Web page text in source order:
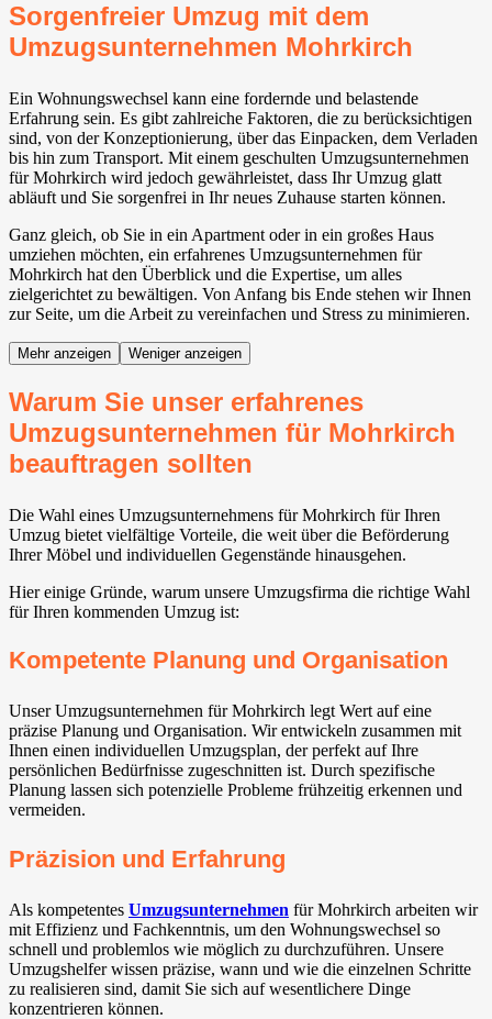
Sorgenfreier Umzug mit dem
Umzugsunternehmen Mohrkirch
Ein Wohnungswechsel kann eine fordernde und belastende
Erfahrung sein. Es gibt zahlreiche Faktoren, die zu berücksichtigen
sind, von der Konzeptionierung, über das Einpacken, dem Verladen
bis hin zum Transport. Mit einem geschulten Umzugsunternehmen
für Mohrkirch wird jedoch gewährleistet, dass Ihr Umzug glatt
abläuft und Sie sorgenfrei in Ihr neues Zuhause starten können.
Ganz gleich, ob Sie in ein Apartment oder in ein großes Haus
umziehen möchten, ein erfahrenes Umzugsunternehmen für
Mohrkirch hat den Überblick und die Expertise, um alles
zielgerichtet zu bewältigen. Von Anfang bis Ende stehen wir Ihnen
zur Seite, um die Arbeit zu vereinfachen und Stress zu minimieren.
Mehr anzeigen Weniger anzeigen
Warum Sie unser erfahrenes
Umzugsunternehmen für Mohrkirch
beauftragen sollten
Die Wahl eines Umzugsunternehmens für Mohrkirch für Ihren
Umzug bietet vielfältige Vorteile, die weit über die Beförderung
Ihrer Möbel und individuellen Gegenstände hinausgehen.
Hier einige Gründe, warum unsere Umzugsfirma die richtige Wahl
für Ihren kommenden Umzug ist:
Kompetente Planung und Organisation
Unser Umzugsunternehmen für Mohrkirch legt Wert auf eine
präzise Planung und Organisation. Wir entwickeln zusammen mit
Ihnen einen individuellen Umzugsplan, der perfekt auf Ihre
persönlichen Bedürfnisse zugeschnitten ist. Durch spezifische
Planung lassen sich potenzielle Probleme frühzeitig erkennen und
vermeiden.
Präzision und Erfahrung
Als kompetentes Umzugsunternehmen für Mohrkirch arbeiten wir
mit Effizienz und Fachkenntnis, um den Wohnungswechsel so
schnell und problemlos wie möglich zu durchzuführen. Unsere
Umzugshelfer wissen präzise, wann und wie die einzelnen Schritte
zu realisieren sind, damit Sie sich auf wesentlichere Dinge
konzentrieren können.